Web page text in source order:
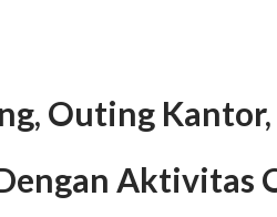
Outing
Aktivitas